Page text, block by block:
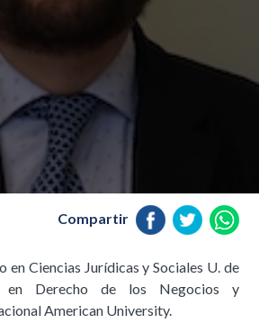
Compartir
en Ciencias Jurídicas y Sociales U. de
Derecho de los Negocios y
American University.